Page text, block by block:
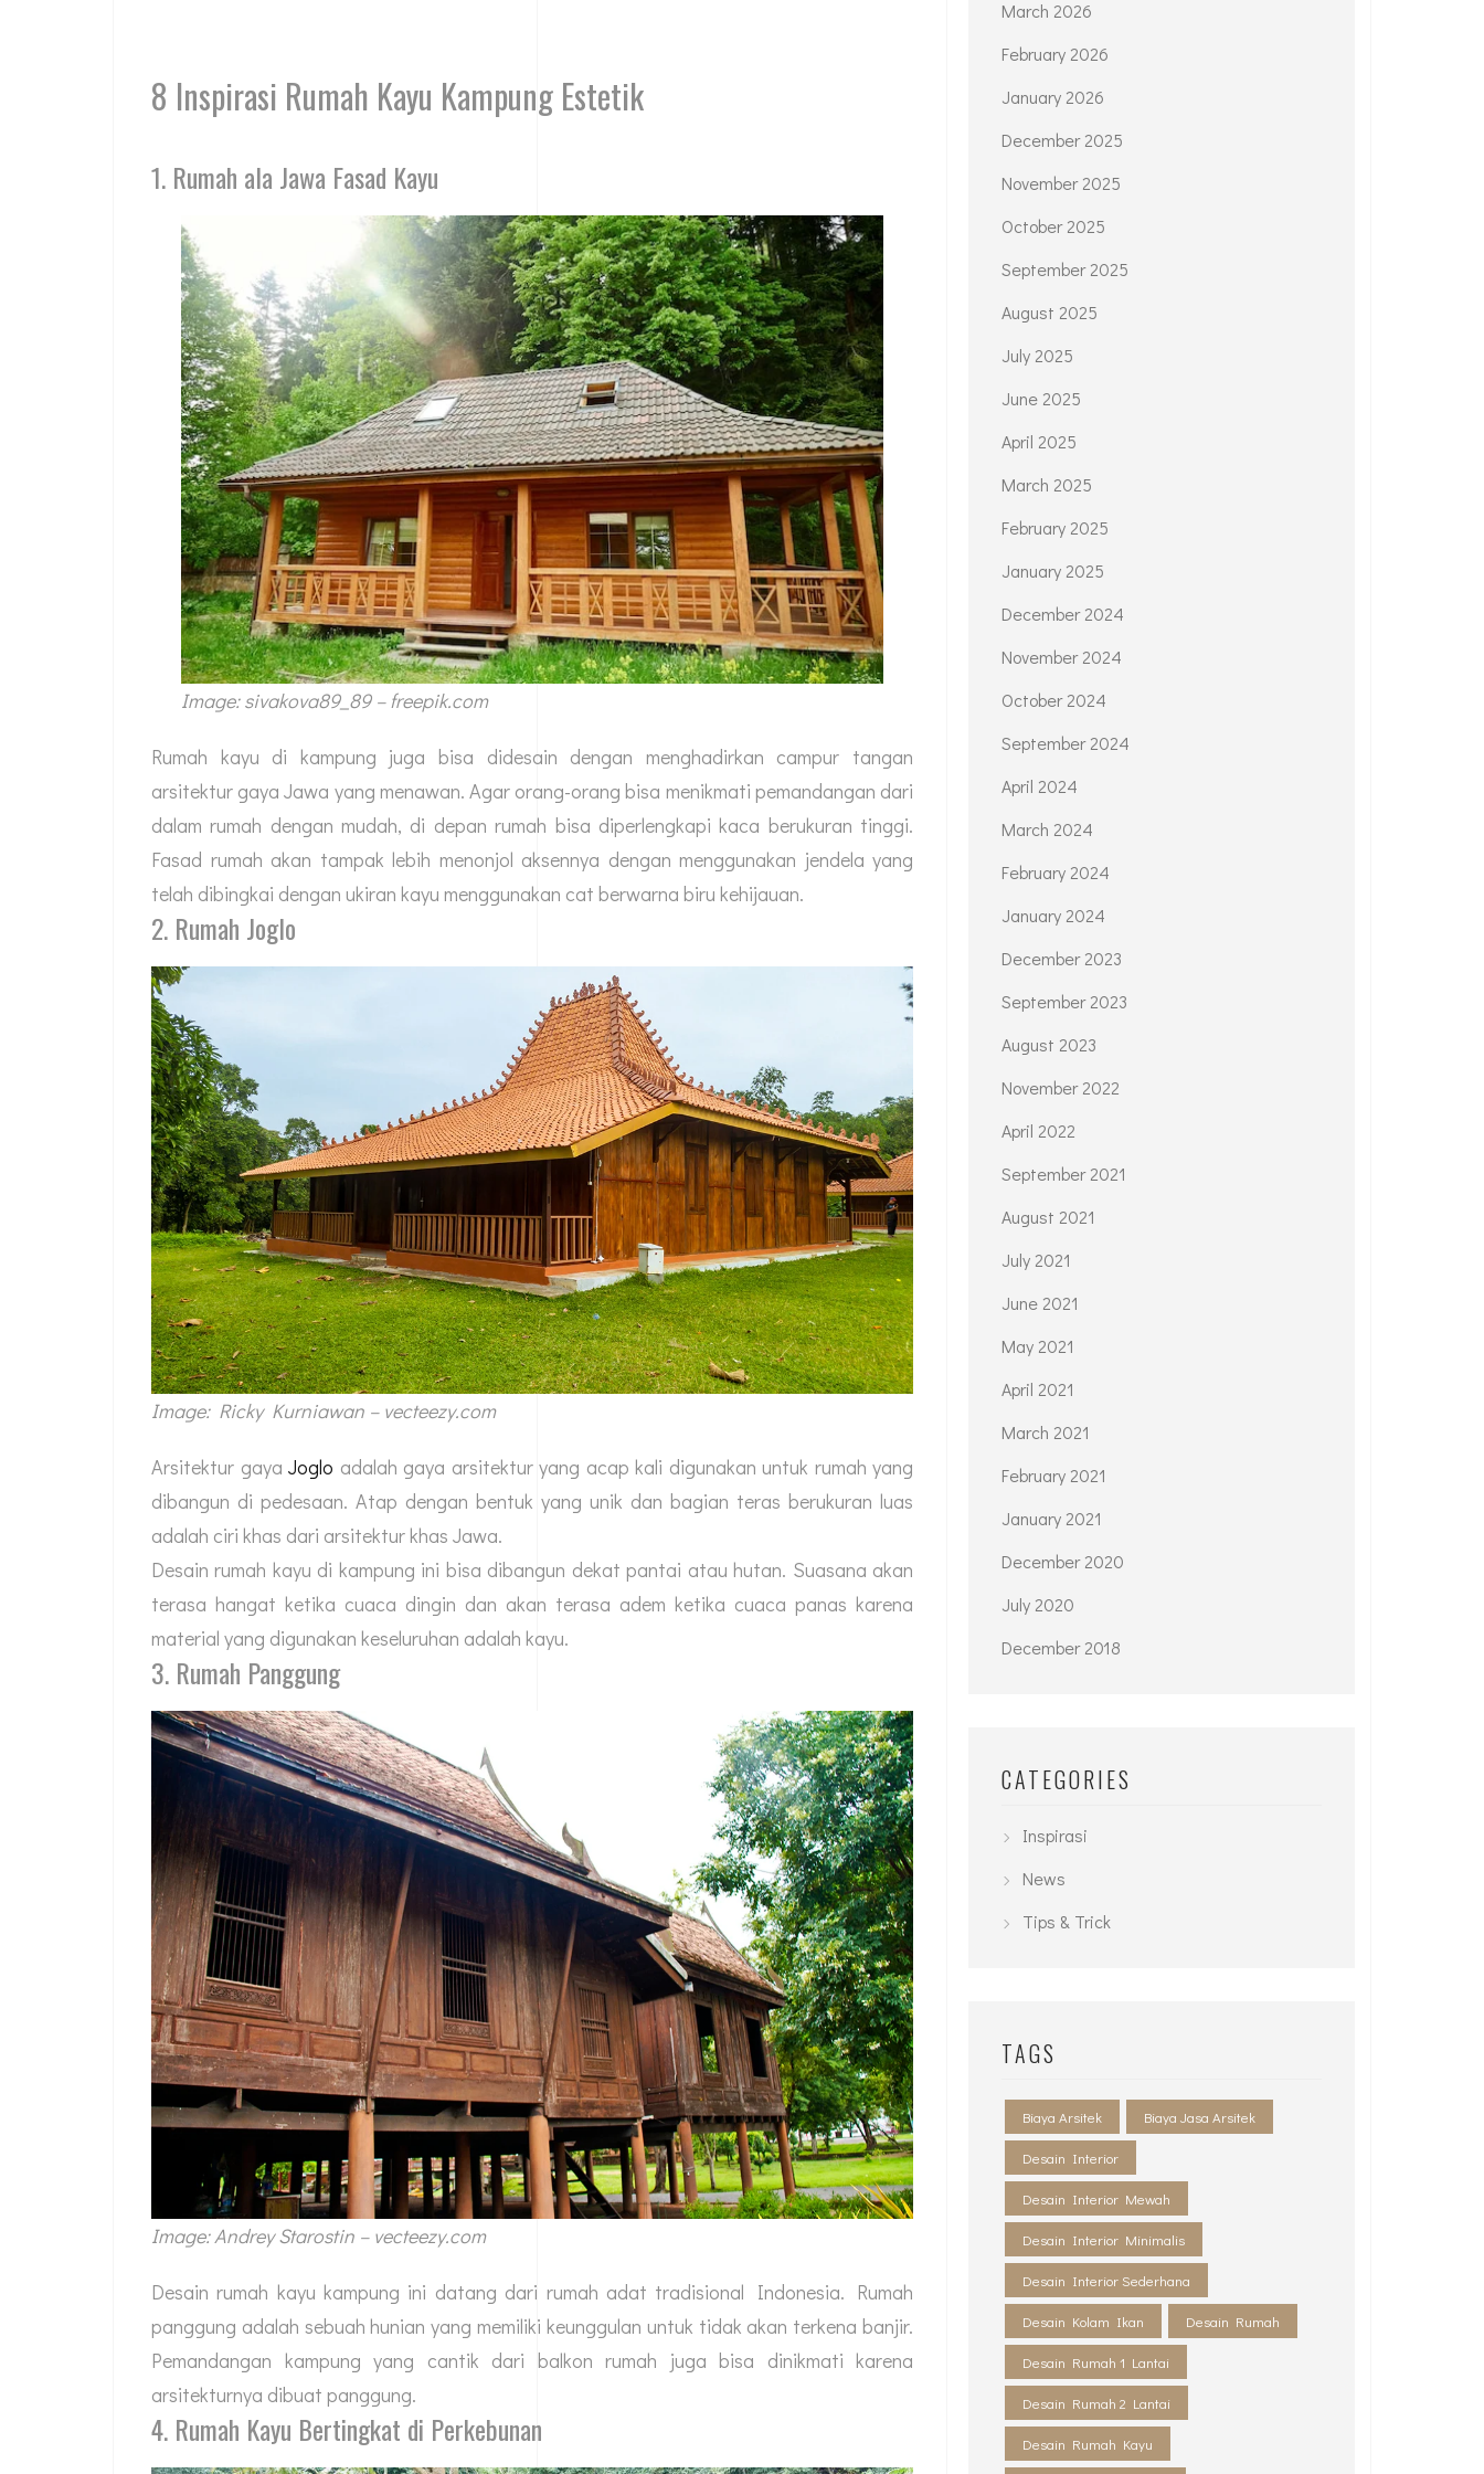
8 Inspirasi Rumah Kayu Kampung Estetik
1. Rumah ala Jawa Fasad Kayu
Image: sivakova89_89 – freepik.com
Rumah kayu di kampung juga bisa didesain dengan menghadirkan campur tangan
arsitektur gaya Jawa yang menawan. Agar orang-orang bisa menikmati pemandangan dari
dalam rumah dengan mudah, di depan rumah bisa diperlengkapi kaca berukuran tinggi.
Fasad rumah akan tampak lebih menonjol aksennya dengan menggunakan jendela yang
telah dibingkai dengan ukiran kayu menggunakan cat berwarna biru kehijauan.
2. Rumah Joglo
Image: Ricky Kurniawan – vecteezy.com
Arsitektur gaya Joglo adalah gaya arsitektur yang acap kali digunakan untuk rumah yang
dibangun di pedesaan. Atap dengan bentuk yang unik dan bagian teras berukuran luas
adalah ciri khas dari arsitektur khas Jawa.
Desain rumah kayu di kampung ini bisa dibangun dekat pantai atau hutan. Suasana akan
terasa hangat ketika cuaca dingin dan akan terasa adem ketika cuaca panas karena
material yang digunakan keseluruhan adalah kayu.
3. Rumah Panggung
Image: Andrey Starostin – vecteezy.com
Desain rumah kayu kampung ini datang dari rumah adat tradisional Indonesia. Rumah
panggung adalah sebuah hunian yang memiliki keunggulan untuk tidak akan terkena banjir.
Pemandangan kampung yang cantik dari balkon rumah juga bisa dinikmati karena
arsitekturnya dibuat panggung.
4. Rumah Kayu Bertingkat di Perkebunan
March 2026
February 2026
January 2026
December 2025
November 2025
October 2025
September 2025
August 2025
July 2025
June 2025
April 2025
March 2025
February 2025
January 2025
December 2024
November 2024
October 2024
September 2024
April 2024
March 2024
February 2024
January 2024
December 2023
September 2023
August 2023
November 2022
April 2022
September 2021
August 2021
July 2021
June 2021
May 2021
April 2021
March 2021
February 2021
January 2021
December 2020
July 2020
December 2018
CATEGORIES
Inspirasi
News
Tips & Trick
TAGS
Biaya Arsitek Biaya Jasa Arsitek
Desain Interior
Desain Interior Mewah
Desain Interior Minimalis
Desain Interior Sederhana
Desain Kolam Ikan Desain Rumah
Desain Rumah 1 Lantai
Desain Rumah 2 Lantai
Desain Rumah Kayu